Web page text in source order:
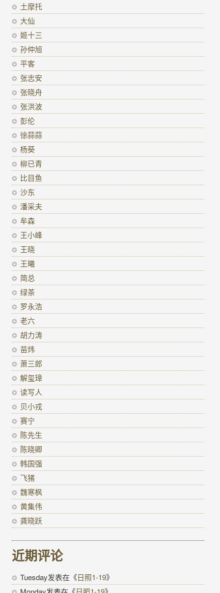
土摩托
大仙
姬十三
孙仲旭
平客
张志安
张晓舟
张洪波
彭伦
徐蒜蒜
杨葵
柳已青
比目鱼
沙东
潘采夫
牟森
王小峰
王晓
王曦
简总
绿茶
罗永浩
老六
胡力涛
苗炜
萧三郎
解玺璋
读写人
贝小戎
赛宁
陈先生
陈晓卿
韩国强
飞猪
魏寒枫
黄集伟
龚晓跃
近期评论
Tuesday发表在《日照1-19》